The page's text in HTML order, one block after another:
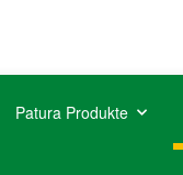
Patura Produkte